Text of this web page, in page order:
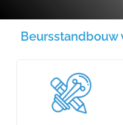
Beursstandbouw